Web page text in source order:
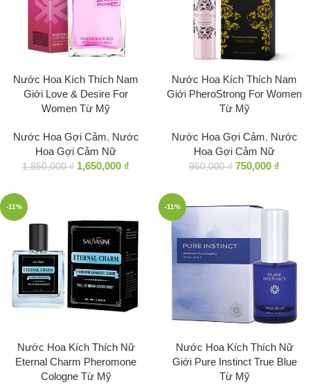
Nước Hoa Kích Thích Nam
Giới Love & Desire For
Women Từ Mỹ
Nước Hoa Gợi Cảm, Nước
Hoa Gợi Cảm Nữ
1,850,000₫ 1,650,000 ₫
Nước Hoa Kích Thích Nam
Giới PheroStrong For Women
Từ Mỹ
Nước Hoa Gợi Cảm, Nước
Hoa Gợi Cảm Nữ
950,000₫ 750,000 ₫
-11%
Nước Hoa Kích Thích Nữ
Eternal Charm Pheromone
Cologne Từ Mỹ
-11%
Nước Hoa Kích Thích Nữ
Giới Pure Instinct True Blue
Từ Mỹ